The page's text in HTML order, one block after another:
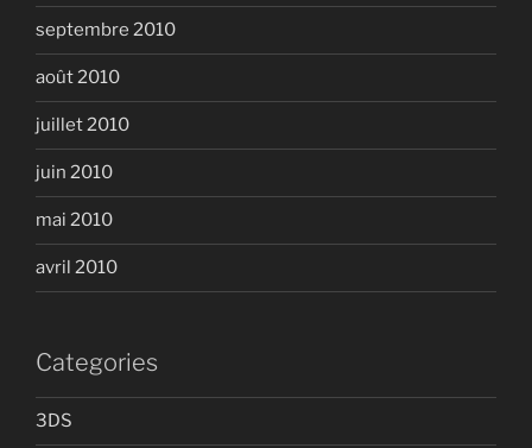
septembre 2010
août 2010
juillet 2010
juin 2010
mai 2010
avril 2010
Categories
3DS